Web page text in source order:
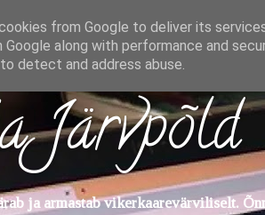
Järvpõld
ja armastab vikerkaarevärviliselt.
from Google to deliver its
Google along with performance and
detect and address abuse.